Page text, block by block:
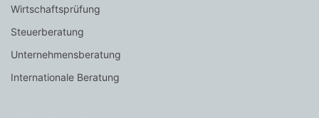
Wirtschaftsprüfung
Steuerberatung
Unternehmensberatung
Internationale Beratung